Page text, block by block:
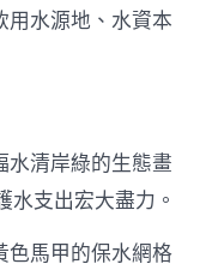
用水源地、水資本
水清岸綠的生態畫
支出宏大盡力。
色馬甲的保水網格